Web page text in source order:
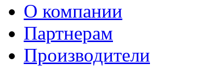
О компании
Партнерам
Производители